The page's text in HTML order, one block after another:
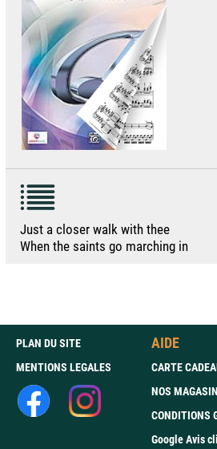
Just a closer walk with thee
When the saints go marching in
PLAN DU SITE
MENTIONS LEGALES
AIDE
CARTE
NOS
CONDITIONS
Google Avis